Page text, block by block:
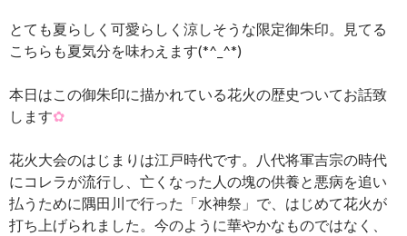
とても夏らしく可愛らしく涼しそうな限定御朱印。見てる
こちらも夏気分を味わえます(*^_^*)
本日はこの御朱印に描かれている花火の歴史ついてお話致
します✿
花火大会のはじまりは江戸時代です。八代将軍吉宗の時代
にコレラが流行し、亡くなった人の塊の供養と悪病を追い
払うために隅田川で行った「水神祭」で、はじめて花火が
打ち上げられました。今のように華やかなものではなく、